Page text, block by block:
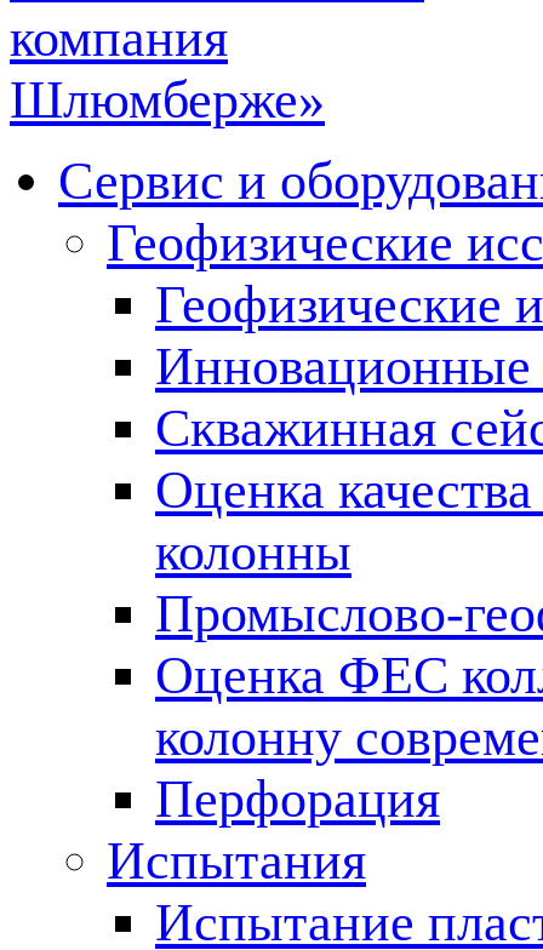
Сервис и
Геофизические
Геофизические
Инновационные
Скважинная
Оценка
колонны
Промыслово-
Оценка ФЕС
колонну
Перфорация
Испытания
Испытание